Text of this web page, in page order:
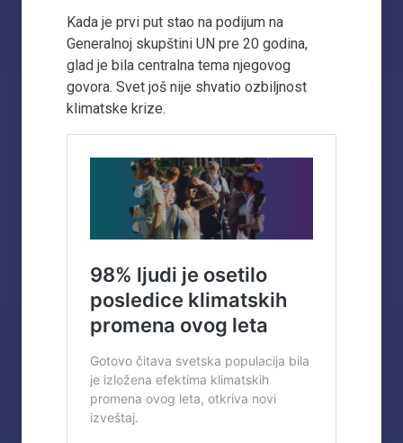
Kada je prvi put stao na podijum na
Generalnoj skupštini UN pre 20 godina,
glad je bila centralna tema njegovog
govora. Svet još nije shvatio ozbiljnost
klimatske krize.